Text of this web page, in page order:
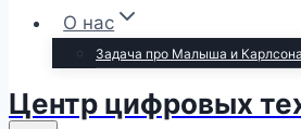
О нас
Задача про Малыша и Карлсона
Центр цифровых